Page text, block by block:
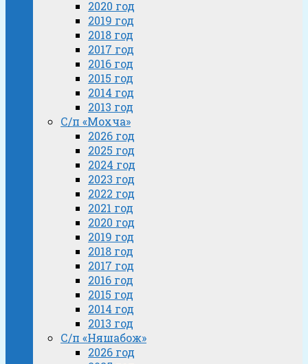
2020 год
2019 год
2018 год
2017 год
2016 год
2015 год
2014 год
2013 год
С/п «Мохча»
2026 год
2025 год
2024 год
2023 год
2022 год
2021 год
2020 год
2019 год
2018 год
2017 год
2016 год
2015 год
2014 год
2013 год
С/п «Няшабож»
2026 год